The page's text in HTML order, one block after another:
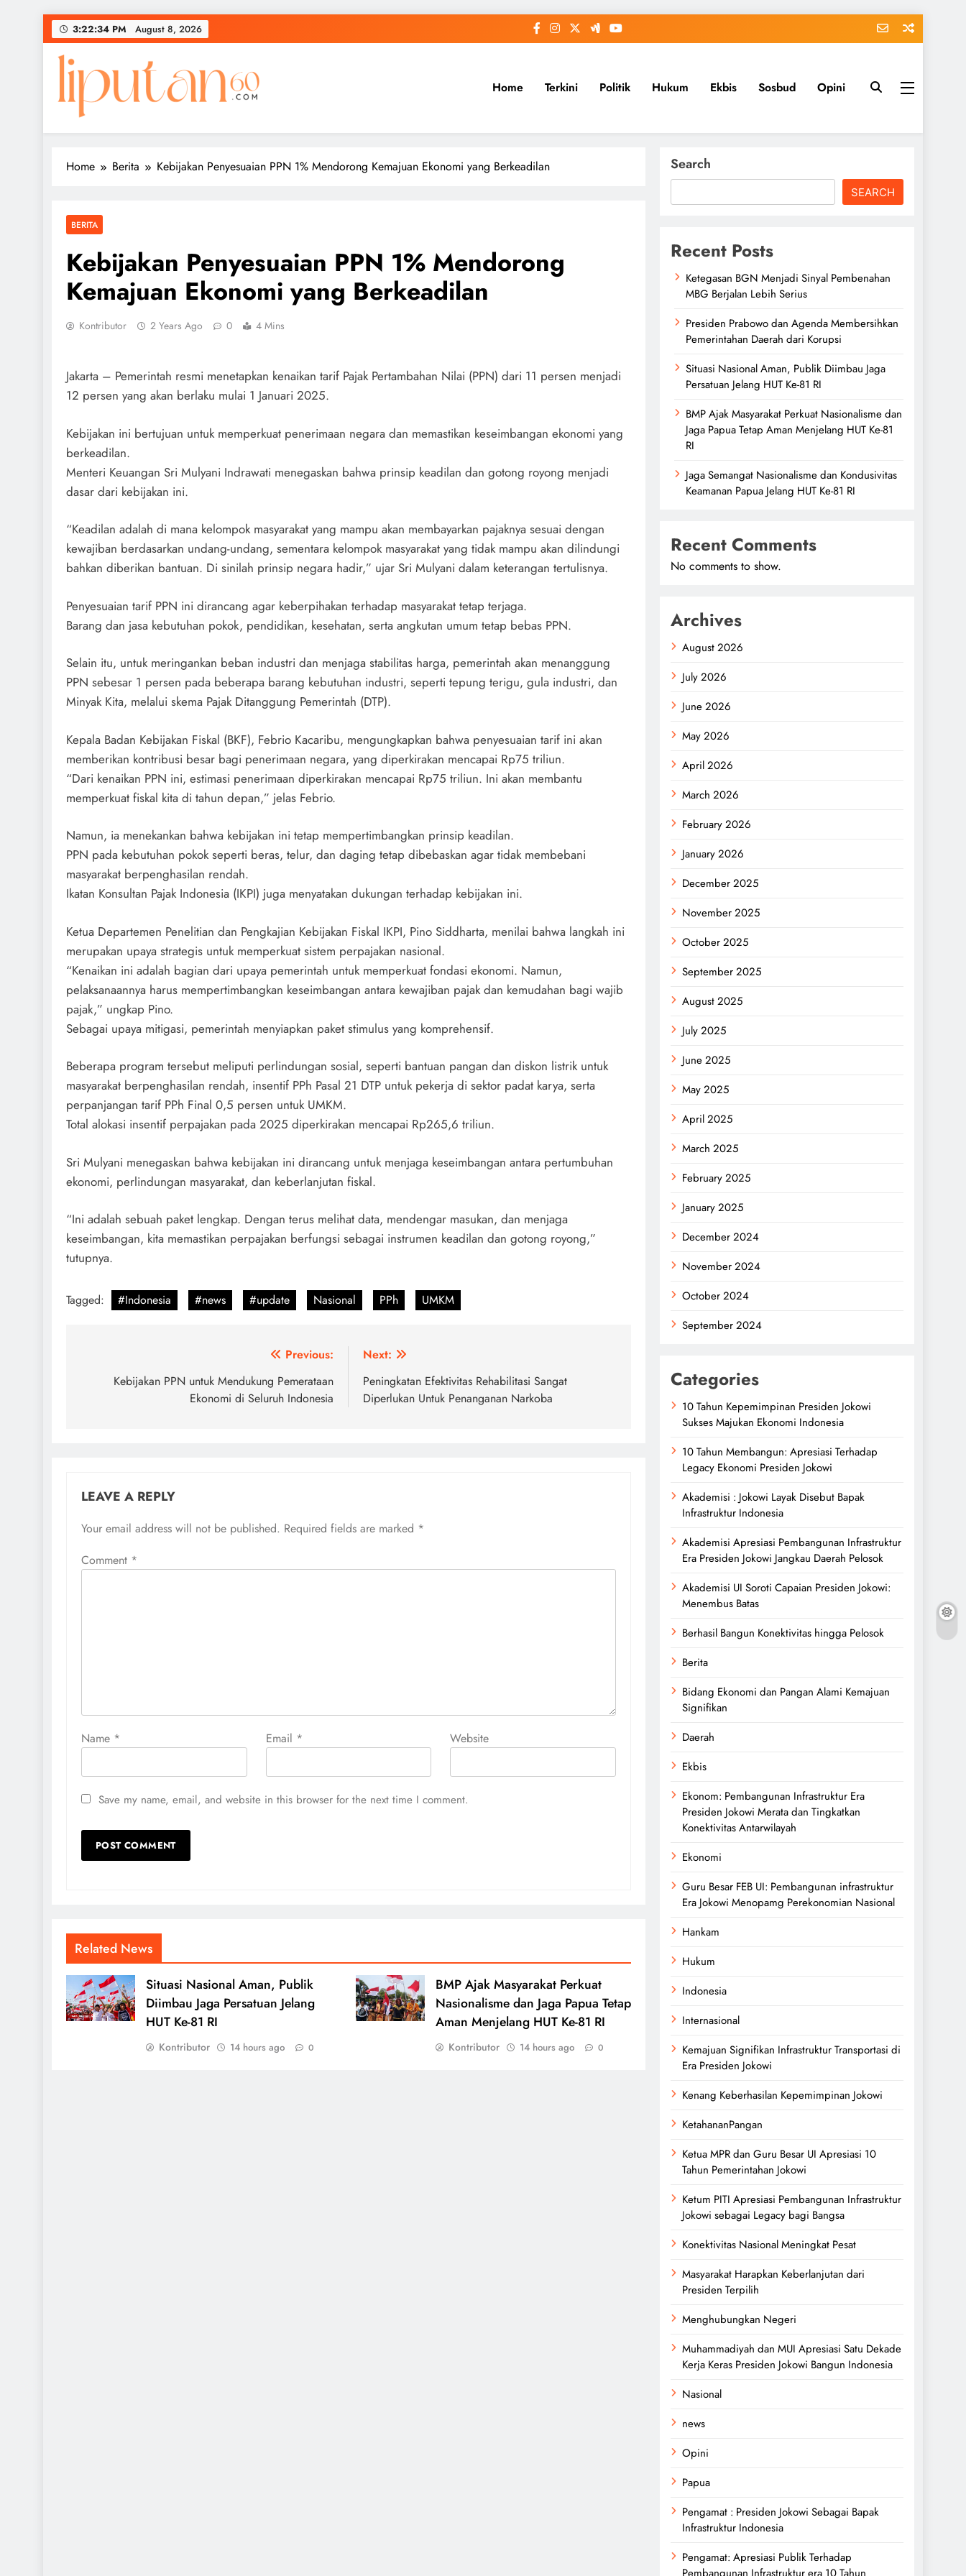
Skip
to
content
3:22:35 PM August 8, 2026
Home Terkini Politik Hukum Ekbis Sosbud Opini
Home Berita Kebijakan Penyesuaian PPN 1% Mendorong Kemajuan Ekonomi yang Berkeadilan
BERITA
Kebijakan Penyesuaian PPN 1% Mendorong
Kemajuan Ekonomi yang Berkeadilan
Kontributor 2 Years Ago 0 4 Mins
Jakarta – Pemerintah resmi menetapkan kenaikan tarif Pajak Pertambahan Nilai (PPN) dari 11 persen menjadi
12 persen yang akan berlaku mulai 1 Januari 2025.
Kebijakan ini bertujuan untuk memperkuat penerimaan negara dan memastikan keseimbangan ekonomi yang
berkeadilan.
Menteri Keuangan Sri Mulyani Indrawati menegaskan bahwa prinsip keadilan dan gotong royong menjadi
dasar dari kebijakan ini.
“Keadilan adalah di mana kelompok masyarakat yang mampu akan membayarkan pajaknya sesuai dengan
kewajiban berdasarkan undang-undang, sementara kelompok masyarakat yang tidak mampu akan dilindungi
bahkan diberikan bantuan. Di sinilah prinsip negara hadir,” ujar Sri Mulyani dalam keterangan tertulisnya.
Penyesuaian tarif PPN ini dirancang agar keberpihakan terhadap masyarakat tetap terjaga.
Barang dan jasa kebutuhan pokok, pendidikan, kesehatan, serta angkutan umum tetap bebas PPN.
Selain itu, untuk meringankan beban industri dan menjaga stabilitas harga, pemerintah akan menanggung
PPN sebesar 1 persen pada beberapa barang kebutuhan industri, seperti tepung terigu, gula industri, dan
Minyak Kita, melalui skema Pajak Ditanggung Pemerintah (DTP).
Kepala Badan Kebijakan Fiskal (BKF), Febrio Kacaribu, mengungkapkan bahwa penyesuaian tarif ini akan
memberikan kontribusi besar bagi penerimaan negara, yang diperkirakan mencapai Rp75 triliun.
“Dari kenaikan PPN ini, estimasi penerimaan diperkirakan mencapai Rp75 triliun. Ini akan membantu
memperkuat fiskal kita di tahun depan,” jelas Febrio.
Namun, ia menekankan bahwa kebijakan ini tetap mempertimbangkan prinsip keadilan.
PPN pada kebutuhan pokok seperti beras, telur, dan daging tetap dibebaskan agar tidak membebani
masyarakat berpenghasilan rendah.
Ikatan Konsultan Pajak Indonesia (IKPI) juga menyatakan dukungan terhadap kebijakan ini.
Ketua Departemen Penelitian dan Pengkajian Kebijakan Fiskal IKPI, Pino Siddharta, menilai bahwa langkah ini
merupakan upaya strategis untuk memperkuat sistem perpajakan nasional.
“Kenaikan ini adalah bagian dari upaya pemerintah untuk memperkuat fondasi ekonomi. Namun,
pelaksanaannya harus mempertimbangkan keseimbangan antara kewajiban pajak dan kemudahan bagi wajib
pajak,” ungkap Pino.
Sebagai upaya mitigasi, pemerintah menyiapkan paket stimulus yang komprehensif.
Beberapa program tersebut meliputi perlindungan sosial, seperti bantuan pangan dan diskon listrik untuk
masyarakat berpenghasilan rendah, insentif PPh Pasal 21 DTP untuk pekerja di sektor padat karya, serta
perpanjangan tarif PPh Final 0,5 persen untuk UMKM.
Total alokasi insentif perpajakan pada 2025 diperkirakan mencapai Rp265,6 triliun.
Sri Mulyani menegaskan bahwa kebijakan ini dirancang untuk menjaga keseimbangan antara pertumbuhan
ekonomi, perlindungan masyarakat, dan keberlanjutan fiskal.
“Ini adalah sebuah paket lengkap. Dengan terus melihat data, mendengar masukan, dan menjaga
keseimbangan, kita memastikan perpajakan berfungsi sebagai instrumen keadilan dan gotong royong,”
tutupnya.
Tagged: #Indonesia #news #update Nasional PPh UMKM
navigation
Previous:
Kebijakan PPN untuk Mendukung Pemerataan
Ekonomi di Seluruh Indonesia
Next:
Peningkatan Efektivitas Rehabilitasi Sangat
Diperlukan Untuk Penanganan Narkoba
LEAVE A REPLY
Your email address will not be published. Required fields are marked *
Comment *
Name * Email * Website
Save my name, email, and website in this browser for the next time I comment.
Related News
Situasi Nasional Aman, Publik
Diimbau Jaga Persatuan Jelang
HUT Ke-81 RI
Kontributor 14 hours ago 0
BMP Ajak Masyarakat Perkuat
Nasionalisme dan Jaga Papua Tetap
Aman Menjelang HUT Ke-81 RI
Kontributor 14 hours ago 0
Search
SEARCH
Recent Posts
Ketegasan BGN Menjadi Sinyal Pembenahan
MBG Berjalan Lebih Serius
Presiden Prabowo dan Agenda Membersihkan
Pemerintahan Daerah dari Korupsi
Situasi Nasional Aman, Publik Diimbau Jaga
Persatuan Jelang HUT Ke-81 RI
BMP Ajak Masyarakat Perkuat Nasionalisme dan
Jaga Papua Tetap Aman Menjelang HUT Ke-81
RI
Jaga Semangat Nasionalisme dan Kondusivitas
Keamanan Papua Jelang HUT Ke-81 RI
Recent Comments
No comments to show.
Archives
August 2026
July 2026
June 2026
May 2026
April 2026
March 2026
February 2026
January 2026
December 2025
November 2025
October 2025
September 2025
August 2025
July 2025
June 2025
May 2025
April 2025
March 2025
February 2025
January 2025
December 2024
November 2024
October 2024
September 2024
Categories
10 Tahun Kepemimpinan Presiden Jokowi
Sukses Majukan Ekonomi Indonesia
10 Tahun Membangun: Apresiasi Terhadap
Legacy Ekonomi Presiden Jokowi
Akademisi : Jokowi Layak Disebut Bapak
Infrastruktur Indonesia
Akademisi Apresiasi Pembangunan Infrastruktur
Era Presiden Jokowi Jangkau Daerah Pelosok
Akademisi UI Soroti Capaian Presiden Jokowi:
Menembus Batas
Berhasil Bangun Konektivitas hingga Pelosok
Berita
Bidang Ekonomi dan Pangan Alami Kemajuan
Signifikan
Daerah
Ekbis
Ekonom: Pembangunan Infrastruktur Era
Presiden Jokowi Merata dan Tingkatkan
Konektivitas Antarwilayah
Ekonomi
Guru Besar FEB UI: Pembangunan infrastruktur
Era Jokowi Menopamg Perekonomian Nasional
Hankam
Hukum
Indonesia
Internasional
Kemajuan Signifikan Infrastruktur Transportasi di
Era Presiden Jokowi
Kenang Keberhasilan Kepemimpinan Jokowi
KetahananPangan
Ketua MPR dan Guru Besar UI Apresiasi 10
Tahun Pemerintahan Jokowi
Ketum PITI Apresiasi Pembangunan Infrastruktur
Jokowi sebagai Legacy bagi Bangsa
Konektivitas Nasional Meningkat Pesat
Masyarakat Harapkan Keberlanjutan dari
Presiden Terpilih
Menghubungkan Negeri
Muhammadiyah dan MUI Apresiasi Satu Dekade
Kerja Keras Presiden Jokowi Bangun Indonesia
Nasional
news
Opini
Papua
Pengamat : Presiden Jokowi Sebagai Bapak
Infrastruktur Indonesia
Pengamat: Apresiasi Publik Terhadap